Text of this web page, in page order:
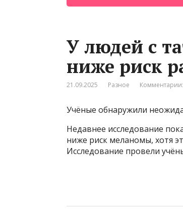
У людей с
ниже риск
21.09.2025 Разное
Учёные обнаружили
Недавнее исследование
ниже риск меланомы, хотя
Исследование провели